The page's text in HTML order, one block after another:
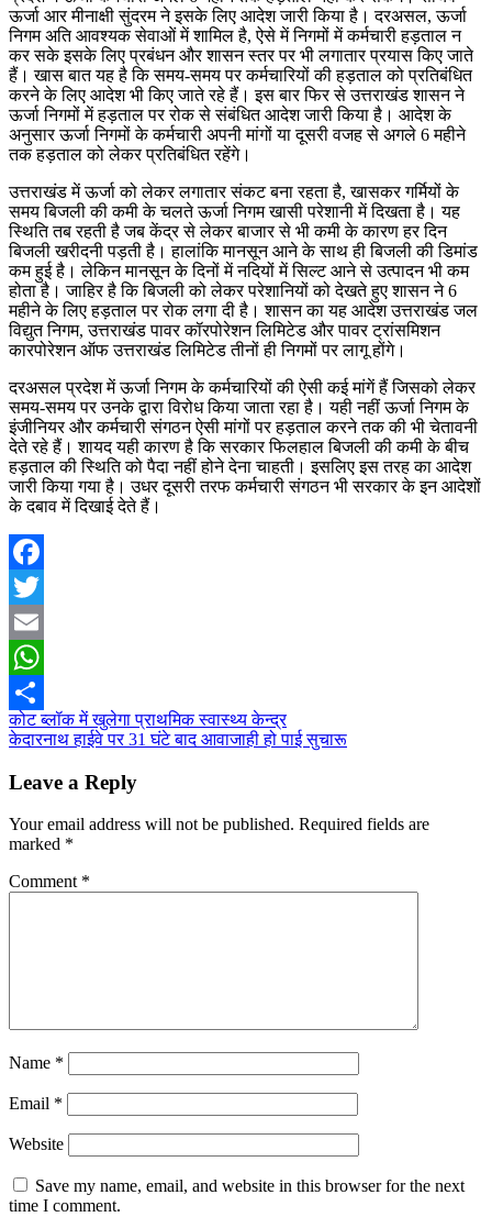
ऊर्जा आर मीनाक्षी सुंदरम ने इसके लिए आदेश जारी किया है। दरअसल, ऊर्जा
निगम अति आवश्यक सेवाओं में शामिल है, ऐसे में निगमों में कर्मचारी हड़ताल न
कर सके इसके लिए प्रबंधन और शासन स्तर पर भी लगातार प्रयास किए जाते
हैं। खास बात यह है कि समय-समय पर कर्मचारियों की हड़ताल को प्रतिबंधित
करने के लिए आदेश भी किए जाते रहे हैं। इस बार फिर से उत्तराखंड शासन ने
ऊर्जा निगमों में हड़ताल पर रोक से संबंधित आदेश जारी किया है। आदेश के
अनुसार ऊर्जा निगमों के कर्मचारी अपनी मांगों या दूसरी वजह से अगले 6 महीने
तक हड़ताल को लेकर प्रतिबंधित रहेंगे।
उत्तराखंड में ऊर्जा को लेकर लगातार संकट बना रहता है, खासकर गर्मियों के
समय बिजली की कमी के चलते ऊर्जा निगम खासी परेशानी में दिखता है। यह
स्थिति तब रहती है जब केंद्र से लेकर बाजार से भी कमी के कारण हर दिन
बिजली खरीदनी पड़ती है। हालांकि मानसून आने के साथ ही बिजली की डिमांड
कम हुई है। लेकिन मानसून के दिनों में नदियों में सिल्ट आने से उत्पादन भी कम
होता है। जाहिर है कि बिजली को लेकर परेशानियों को देखते हुए शासन ने 6
महीने के लिए हड़ताल पर रोक लगा दी है। शासन का यह आदेश उत्तराखंड जल
विद्युत निगम, उत्तराखंड पावर कॉरपोरेशन लिमिटेड और पावर ट्रांसमिशन
कारपोरेशन ऑफ उत्तराखंड लिमिटेड तीनों ही निगमों पर लागू होंगे।
दरअसल प्रदेश में ऊर्जा निगम के कर्मचारियों की ऐसी कई मांगें हैं जिसको लेकर
समय-समय पर उनके द्वारा विरोध किया जाता रहा है। यही नहीं ऊर्जा निगम के
इंजीनियर और कर्मचारी संगठन ऐसी मांगों पर हड़ताल करने तक की भी चेतावनी
देते रहे हैं। शायद यही कारण है कि सरकार फिलहाल बिजली की कमी के बीच
हड़ताल की स्थिति को पैदा नहीं होने देना चाहती। इसलिए इस तरह का आदेश
जारी किया गया है। उधर दूसरी तरफ कर्मचारी संगठन भी सरकार के इन आदेशों
के दबाव में दिखाई देते हैं।
Facebook
Twitter
Email
WhatsApp
Share
Post
navigation
कोट ब्लॉक में खुलेगा प्राथमिक स्वास्थ्य केन्द्र
केदारनाथ हाईवे पर 31 घंटे बाद आवाजाही हो पाई सुचारू
Leave a Reply
Your email address will not be published. Required fields are
marked *
Comment *
Name *
Email *
Website
Save my name, email, and website in this browser for the next
time I comment.